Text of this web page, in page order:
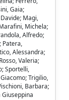
Gaia;
Magi,
Michela;
Alfredo;
Patera,
Alessandra;
Valeria;
Sportelli,
Trigilio,
Barbara;
Giuseppina